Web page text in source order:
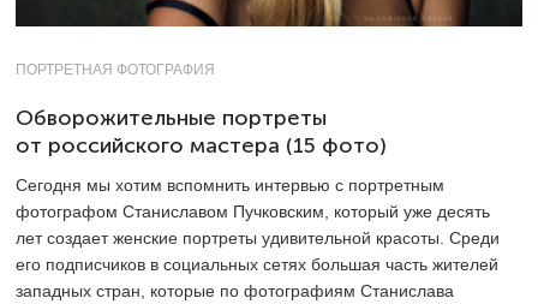
ПОРТРЕТНАЯ ФОТОГРАФИЯ
Обворожительные портреты
от российского мастера (15 фото)
Сегодня мы хотим вспомнить интервью с портретным
фотографом Станиславом Пучковским, который уже десять
лет создает женские портреты удивительной красоты. Среди
его подписчиков в социальных сетях большая часть жителей
западных стран, которые по фотографиям Станислава